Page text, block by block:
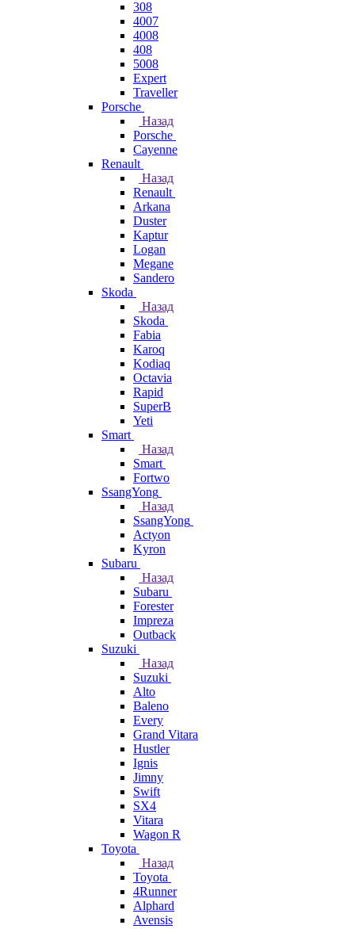
308
4007
4008
408
5008
Expert
Traveller
Porsche
Назад
Porsche
Cayenne
Renault
Назад
Renault
Arkana
Duster
Kaptur
Logan
Megane
Sandero
Skoda
Назад
Skoda
Fabia
Karoq
Kodiaq
Octavia
Rapid
SuperB
Yeti
Smart
Назад
Smart
Fortwo
SsangYong
Назад
SsangYong
Actyon
Kyron
Subaru
Назад
Subaru
Forester
Impreza
Outback
Suzuki
Назад
Suzuki
Alto
Baleno
Every
Grand Vitara
Hustler
Ignis
Jimny
Swift
SX4
Vitara
Wagon R
Toyota
Назад
Toyota
4Runner
Alphard
Avensis